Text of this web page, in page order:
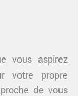
vous aspirez
votre propre
de vous